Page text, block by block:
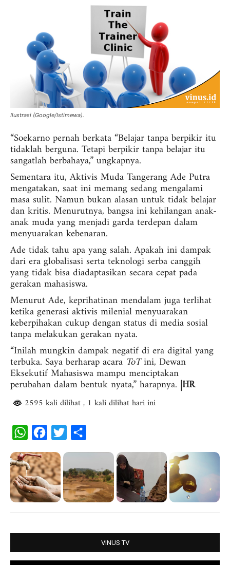
Ilustrasi (Google/Istimewa).
“Soekarno pernah berkata “Belajar tanpa berpikir itu
tidaklah berguna. Tetapi berpikir tanpa belajar itu
sangatlah berbahaya,” ungkapnya.
Sementara itu, Aktivis Muda Tangerang Ade Putra
mengatakan, saat ini memang sedang mengalami
masa sulit. Namun bukan alasan untuk tidak belajar
dan kritis. Menurutnya, bangsa ini kehilangan anak-
anak muda yang menjadi garda terdepan dalam
menyuarakan kebenaran.
Ade tidak tahu apa yang salah. Apakah ini dampak
dari era globalisasi serta teknologi serba canggih
yang tidak bisa diadaptasikan secara cepat pada
gerakan mahasiswa.
Menurut Ade, keprihatinan mendalam juga terlihat
ketika generasi aktivis milenial menyuarakan
keberpihakan cukup dengan status di media sosial
tanpa melakukan gerakan nyata.
“Inilah mungkin dampak negatif di era digital yang
terbuka. Saya berharap acara ToTini, Dewan
Eksekutif Mahasiswa mampu menciptakan
perubahan dalam bentuk nyata,” harapnya. |HR
2595 kali dilihat, 1 kali dilihat hari ini
W
a
t
s
c
e
b
t
t
r
e
VINUS TV